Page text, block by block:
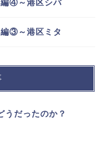
④～港区シバ
③～港区ミタ
うだったのか？